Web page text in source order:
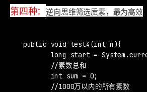
第四种：逆向思维筛选质素，最为高效
public void test4(int n){
long start =
//素数总和
int sum = 0;
//1000万以内的所有素数